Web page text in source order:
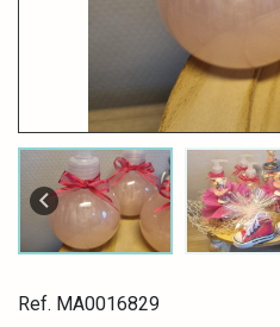
Ref. MA0016829